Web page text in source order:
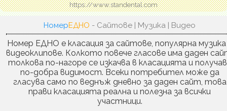
https://www.standental.com
НомерЕДНО - Сайтове | Музика | Видео
Номер ЕДНО е класация за сайтове, популярна музика
видеоклипове. Колкото повече гласове има даден
толкова по-нагоре се изкачва в класацията и
по-добра видимост. Всеки потребител може да
гласува само по веднъж дневно за даден сайт, това
прави класацията реална и полезна за всички
участници.